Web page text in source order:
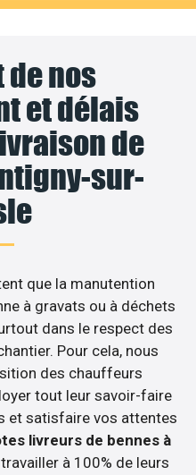
de nos
et délais
de
sur-
que la manutention
à gravats ou à déchets
dans le respect des
Pour cela, nous
des chauffeurs
tout leur savoir-faire
et satisfaire vos attentes
livreurs de bennes à
à 100% de leurs